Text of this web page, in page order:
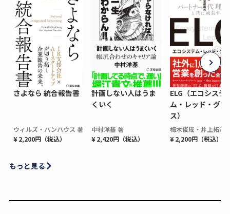
さよなら 統合報告書
ウィルズ・パンハウス 著
¥ 2,200円（税込）
計画しない人はうま
くいく
中村洋基 著
¥ 2,420円（税込）
ELG（エコシステ
ム・レッド・グロ
ス）
梅木俊成・井上拓海
¥ 2,200円（税込）
もっと見る